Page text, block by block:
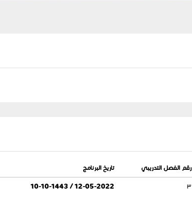
رقم الفصل التدريبي تاريخ البرنامج
٣ 12-05-2022 / 10-10-1443